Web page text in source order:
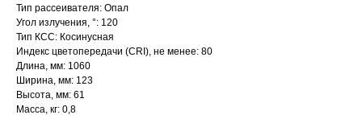
Тип рассеивателя: Опал
Угол излучения, °: 120
Тип КСС: Косинусная
Индекс цветопередачи (CRI), не менее: 80
Длина, мм: 1060
Ширина, мм: 123
Высота, мм: 61
Масса, кг: 0,8